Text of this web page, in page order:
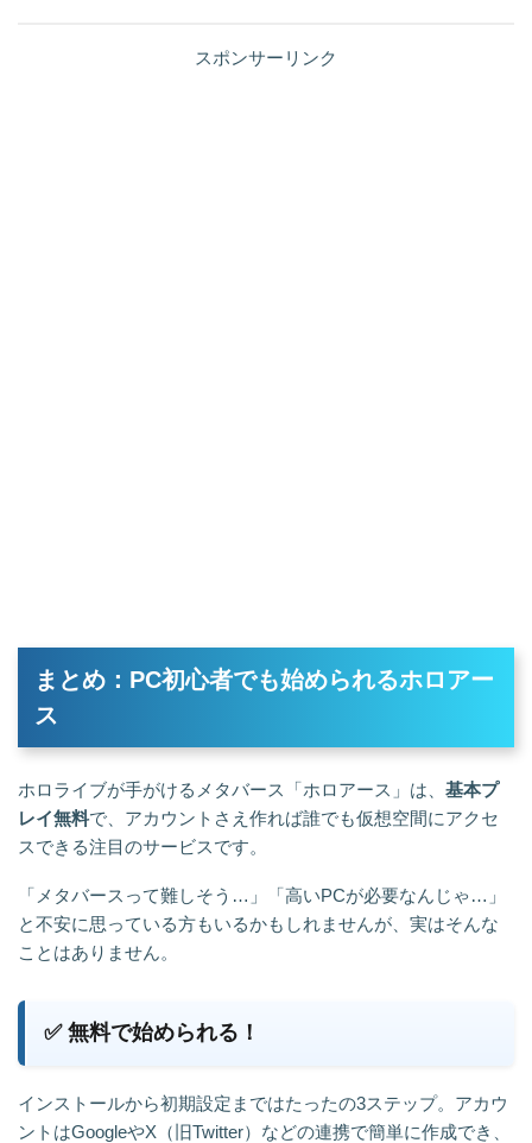
スポンサーリンク
まとめ：PC初心者でも始められるホロアー
ス
ホロライブが手がけるメタバース「ホロアース」は、 基本プ
レイ無料で、アカウントさえ作れば誰でも仮想空間にアクセ
スできる注目のサービスです。
「メタバースって難しそう…」「高いPCが必要なんじゃ…」
と不安に思っている方もいるかもしれませんが、実はそんな
ことはありません。
✅ 無料で始められる！
インストールから初期設定まではたったの3ステップ。アカウ
ントはGoogleやX（旧Twitter）などの連携で簡単に作成でき、